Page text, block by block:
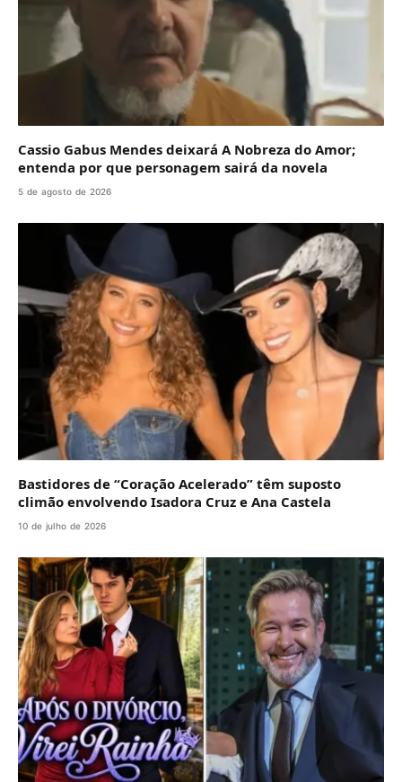
Cassio Gabus Mendes deixará A Nobreza do Amor;
entenda por que personagem sairá da novela
5 de agosto de 2026
Bastidores de “Coração Acelerado” têm suposto
climão envolvendo Isadora Cruz e Ana Castela
10 de julho de 2026